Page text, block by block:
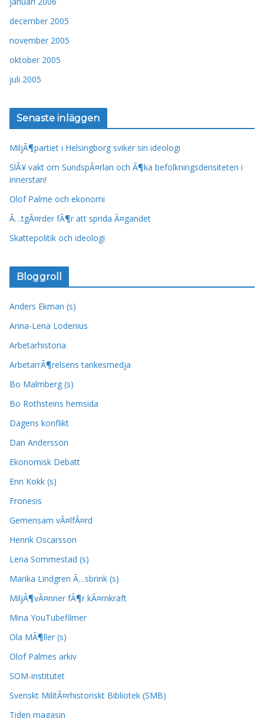
december 2005
november 2005
oktober 2005
juli 2005
Senaste inläggen
MiljÃ¶partiet i Helsingborg sviker sin ideologi
SlÃ¥ vakt om SundspÃ¤rlan och Ã¶ka befolkningsdensiteten i
innerstan!
Olof Palme och ekonomi
Ã…tgÃ¤rder fÃ¶r att sprida Ã¤gandet
Skattepolitik och ideologi
Bloggroll
Anders Ekman (s)
Anna-Lena Lodenius
Arbetarhistoria
ArbetarrÃ¶relsens tankesmedja
Bo Malmberg (s)
Bo Rothsteins hemsida
Dagens konflikt
Dan Andersson
Ekonomisk Debatt
Enn Kokk (s)
Fronesis
Gemensam vÃ¤lfÃ¤rd
Henrik Oscarsson
Lena Sommestad (s)
Marika Lindgren Ã…sbrink (s)
MiljÃ¶vÃ¤nner fÃ¶r kÃ¤rnkraft
Mina YouTubefilmer
Ola MÃ¶ller (s)
Olof Palmes arkiv
SOM-institutet
Svenskt MilitÃ¤rhistoriskt Bibliotek (SMB)
Tiden magasin